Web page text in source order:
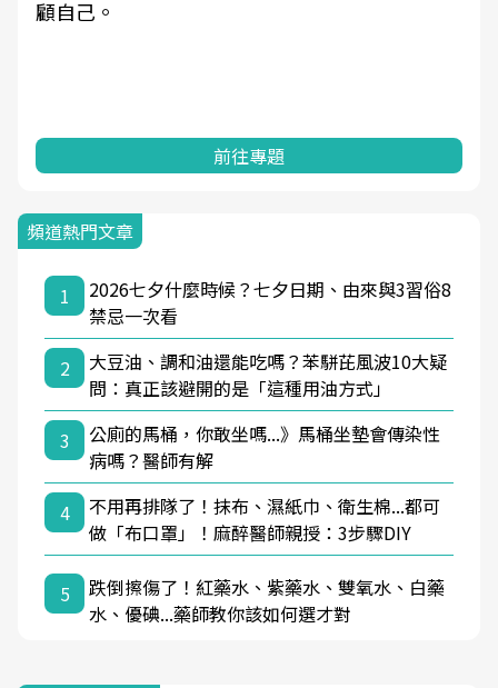
顧自己。
前往專題
頻道熱門文章
1
2026七夕什麼時候？七夕日期、由來與3習俗8
禁忌一次看
2
大豆油、調和油還能吃嗎？苯駢芘風波10大疑
問：真正該避開的是「這種用油方式」
3
公廁的馬桶，你敢坐嗎...》馬桶坐墊會傳染性
病嗎？醫師有解
4
不用再排隊了！抹布、濕紙巾、衛生棉...都可
做「布口罩」！麻醉醫師親授：3步驟DIY
5
跌倒擦傷了！紅藥水、紫藥水、雙氧水、白藥
水、優碘...藥師教你該如何選才對